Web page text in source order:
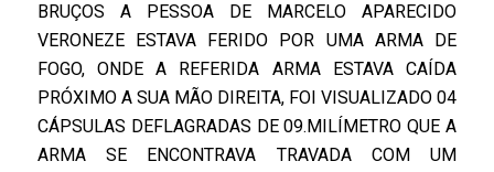
BRUÇOS A PESSOA DE MARCELO APARECIDO
VERONEZE ESTAVA FERIDO POR UMA ARMA DE
FOGO, ONDE A REFERIDA ARMA ESTAVA CAÍDA
PRÓXIMO A SUA MÃO DIREITA, FOI VISUALIZADO 04
CÁPSULAS DEFLAGRADAS DE 09.MILÍMETRO QUE A
ARMA SE ENCONTRAVA TRAVADA COM UM